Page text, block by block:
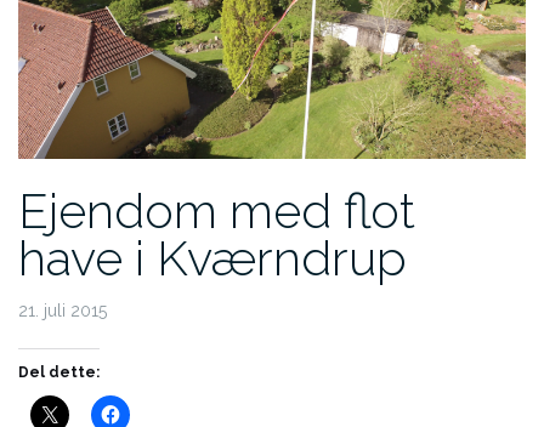
Ejendom med flot
have i Kværndrup
21. juli 2015
Del dette: